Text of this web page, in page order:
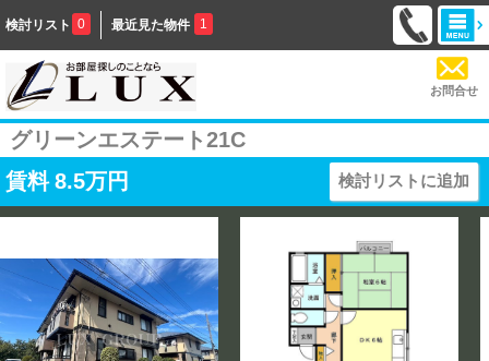
検討リスト 0 最近見た物件 1
お問合せ
グリーンエステート21C
賃料 8.5万円 検討リストに追加